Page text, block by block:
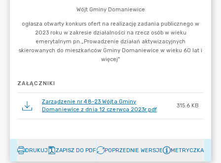
ZAŁĄCZNIKI
Zarządzenie nr 48-23 Wójta Gminy
Domaniewice z dnia 12 czerwca 2023r.pdf
315.6 KB
DRUKUJ ZAPISZ DO PDF POPRZEDNIE WERSJE METRYCZKA